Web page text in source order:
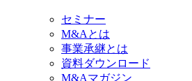
セミナー
M&Aとは
事業承継とは
資料ダウンロード
M&Aマガジン